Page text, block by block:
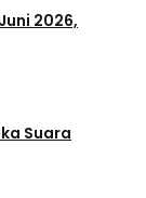
2026,
Suara